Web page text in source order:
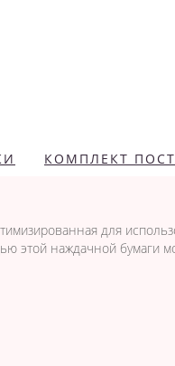
КОМПЛЕКТ
для
этой наждачной бумаги